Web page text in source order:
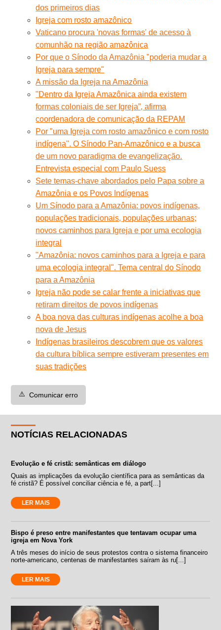
dos primeiros dias
Igreja com rosto amazônico
Vaticano procura 'novas formas' de acesso à
comunhão na região amazônica
Por que o Sínodo da Amazônia "poderia mudar a
Igreja para sempre"
A missão da Igreja na Amazônia
"Dentro da Igreja Amazônica ainda existem
formas coloniais de ser Igreja”, afirma
coordenadora de comunicação da REPAM
Por "uma Igreja com rosto amazônico e com rosto
indígena". O Sínodo Pan-Amazônico e a busca
de um novo paradigma de evangelização.
Entrevista especial com Paulo Suess
Sete temas-chave abordados pelo Papa sobre a
Amazônia e os Povos Indígenas
Um Sínodo para a Amazônia: povos indígenas,
populações tradicionais, populações urbanas;
novos caminhos para Igreja e por uma ecologia
integral
"Amazônia: novos caminhos para a Igreja e para
uma ecologia integral". Tema central do Sínodo
para a Amazônia
Igreja não pode se calar frente a iniciativas que
retiram direitos de povos indígenas
A boa nova das culturas indígenas acolhe a boa
nova de Jesus
Indígenas brasileiros descobrem que os valores
da cultura bíblica sempre estiveram presentes em
suas tradições
⚠️ Comunicar erro
NOTÍCIAS RELACIONADAS
Evolução e fé cristã: semânticas em diálogo
Quais as implicações da evolução científica para as semânticas da
fé cristã? É possível conciliar ciência e fé, a part[...]
LER MAIS
Bispo é preso entre manifestantes que tentavam ocupar uma
igreja em Nova York
A três meses do início de seus protestos contra o sistema financeiro
norte-americano, centenas de manifestantes saíram às ru[...]
LER MAIS